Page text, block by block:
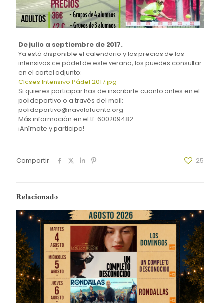
De julio a septiembre de 2017.
Ya está disponible el calendario y los precios de los
intensivos de pádel de este verano, los puedes consultar
en el cartel adjunto:
Clases Intensivo Pádel 2017.jpg
Si quieres participar has de inscribirte cuanto antes en el
polideportivo o a través del mail:
polideportivo@navalafuente.org
Más información en el tf: 600209482.
¡Anímate y participa!
Compartir 25
Relacionado